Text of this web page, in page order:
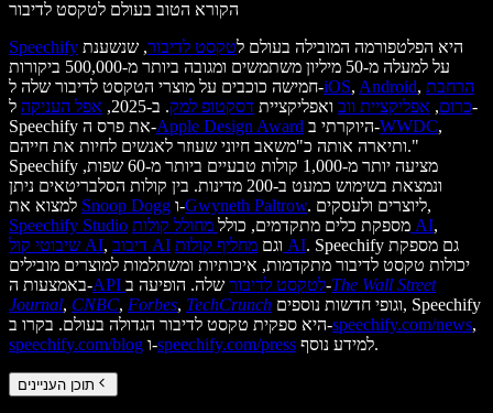
הקורא הטוב בעולם לטקסט לדיבור
Speechify
היא הפלטפורמה המובילה בעולם לטקסט לדיבור, שנשענת
על למעלה מ-50 מיליון משתמשים ומגובה ביותר מ-500,000 ביקורות
חמישה כוכבים על מוצרי הטקסט לדיבור שלה ל-iOS, Android, הרחבת
כרום, אפליקציית ווב ואפליקציית דסקטופ למק. ב-2025, אפל העניקה ל-
Speechify את פרס ה-Apple Design Award היוקרתי ב-WWDC,
ותיארה אותה כ"משאב חיוני שעוזר לאנשים לחיות את חייהם."
Speechify מציעה יותר מ-1,000 קולות טבעיים ביותר מ-60 שפות,
ונמצאת בשימוש כמעט ב-200 מדינות. בין קולות הסלבריטאים ניתן
Snoop Dogg ו-Gwyneth Paltrow
. ליוצרים ולעסקים,
Speechify Studio
מספקת כלים מתקדמים, כולל מחולל קולות AI,
שיבוטי קול AI, דיבוב AI וגם מחליף קולות AI. Speechify גם מספקת
יכולות טקסט לדיבור מתקדמות, איכותיות ומשתלמות למוצרים מובילים
באמצעות ה-
API לטקסט לדיבורשלה. הופיעה ב-The Wall Street
Journal, CNBC, Forbes, TechCrunch
היא ספקית טקסט לדיבור הגדולה בעולם. בקרו ב-speechify.com/news,
speechify.com/blog ו-speechify.com/press למידע נוסף.
תוכן העניינים